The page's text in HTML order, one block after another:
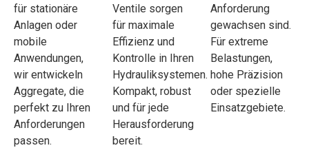
für stationäre
Anlagen oder
mobile
Anwendungen,
wir entwickeln
Aggregate, die
perfekt zu Ihren
Anforderungen
passen.
Ventile sorgen
für maximale
Effizienz und
Kontrolle in Ihren
Hydrauliksystemen.
Kompakt, robust
und für jede
Herausforderung
bereit.
Anforderung
gewachsen sind.
Für extreme
Belastungen,
hohe Präzision
oder spezielle
Einsatzgebiete.